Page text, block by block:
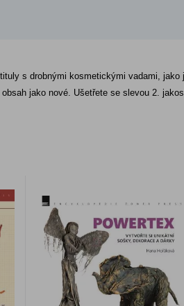
s drobnými kosmetickými vadami,
jako nové. Ušetřete se slevou 2.